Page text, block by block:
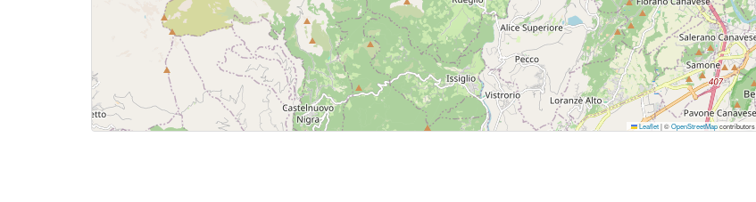
Leaflet|©OpenStreetMapcontributors